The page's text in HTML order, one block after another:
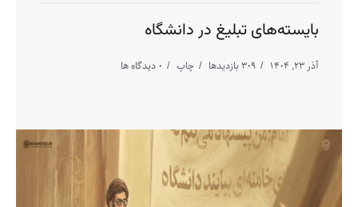
بایسته‌های تبلیغ در دانشگاه
آذر ۲۳, ۱۴۰۴ ۳۰۹ بازدیدها چاپ ۰ دیدگاه ها